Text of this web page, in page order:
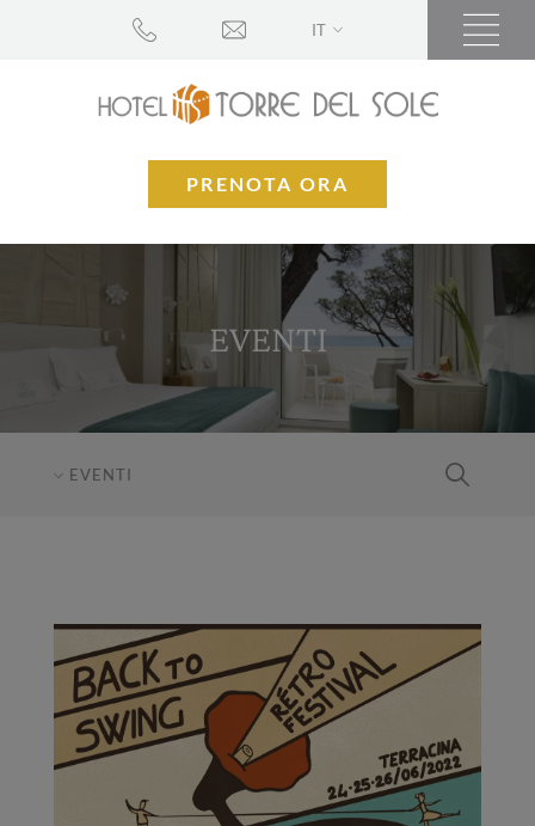
IT
PRENOTA ORA
EVENTI
EVENTI